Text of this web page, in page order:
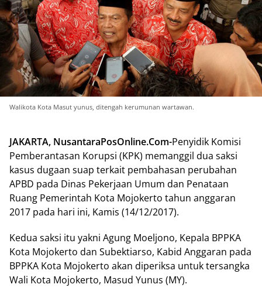
Walikota Kota Masut yunus, ditengah kerumunan wartawan.
JAKARTA, NusantaraPosOnline.Com-Penyidik Komisi
Pemberantasan Korupsi (KPK) memanggil dua saksi‎
kasus ‎dugaan suap terkait pembahasan perubahan
APBD pada Dinas Pekerjaan Umum dan Penataan
Ruang Pemerintah Kota Mojokerto tahun anggaran
2017‎ pada hari ini, Kamis (14/12/2017).
Kedua saksi itu yakni ‎Agung Moeljono, Kepala BPPKA
Kota Mojokerto dan Subektiarso, Kabid Anggaran pada
BPPKA Kota Mojokerto ‎akan diperiksa untuk tersangka
Wali Kota Mojokerto, Masud Yunus (MY).